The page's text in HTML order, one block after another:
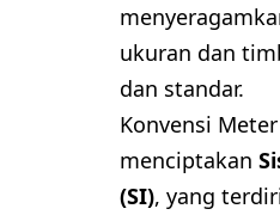
ukuran dan
dan standar.
Konvensi
menciptakan
(SI), yang